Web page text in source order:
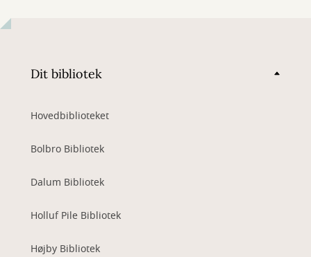
Dit bibliotek
Hovedbiblioteket
Bolbro Bibliotek
Dalum Bibliotek
Holluf Pile Bibliotek
Højby Bibliotek